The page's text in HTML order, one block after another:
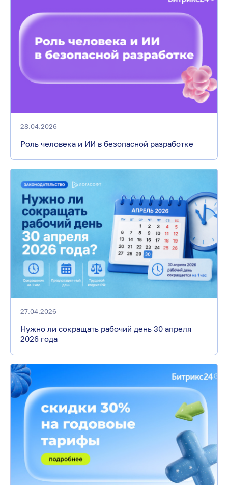
28.04.2026
Роль человека и ИИ в безопасной разработке
27.04.2026
Нужно ли сокращать рабочий день 30 апреля
2026 года